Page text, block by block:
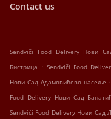
Contact us
Sendviči Food Delivery Нови
Бистрица . Sendviči Food
Нови Сад Адамовићево насеље .
Food Delivery Нови Сад
Sendviči Food Delivery Нови Сад